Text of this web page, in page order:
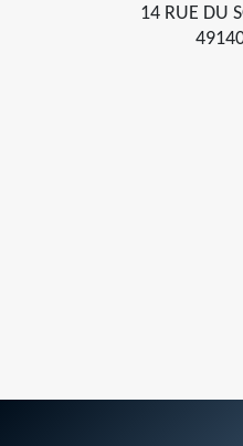
14 RUE DU